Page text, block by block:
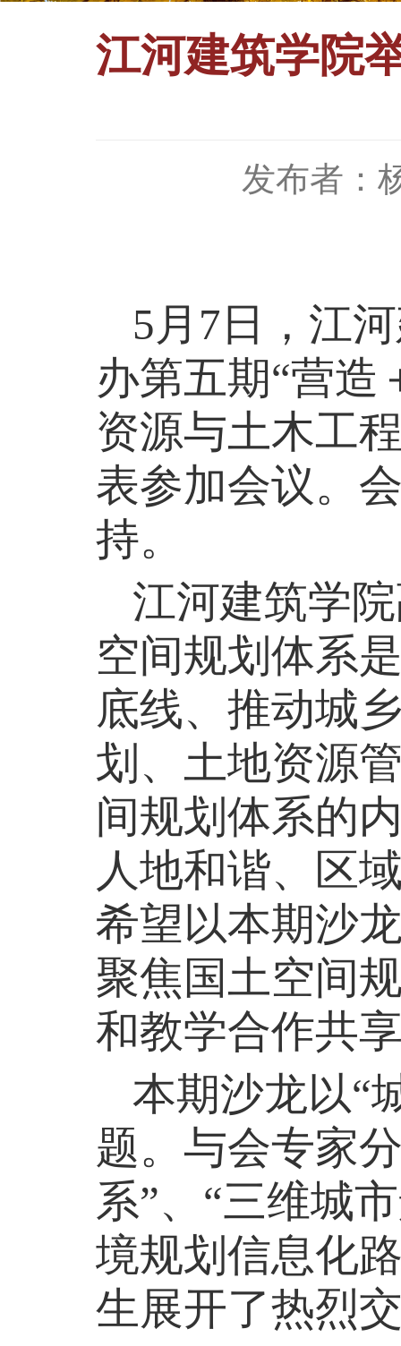
江河建筑学院
发布者：
5月 7 日，江
办第五期“营造
资源与土木工
表参加会议。
持。
江河建筑学
空间规划体系
底线、推动城
划、土地资源
间规划体系的
人地和谐、区
希望以本期沙
聚焦国土空间
和教学合作共
本期沙龙以“
题。 与会专家
系”、“三维城
境规划信息化
生展开了热烈